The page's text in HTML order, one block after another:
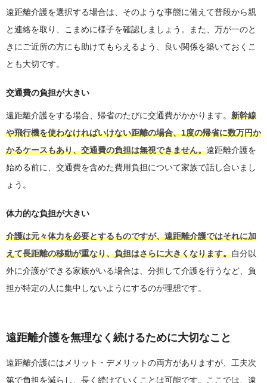
遠距離介護を選択する場合は、そのような事態に備えて普段から親
と連絡を取り、こまめに様子を確認しましょう。また、万が一のと
きにご近所の方にも助けてもらえるよう、良い関係を築いておくこ
とも大切です。
交通費の負担が大きい
遠距離介護をする場合、帰省のたびに交通費がかかります。 新幹線
や飛行機を使わなければいけない距離の場合、1度の帰省に数万円か
かるケースもあり、交通費の負担は無視できません。遠距離介護を
始める前に、交通費を含めた費用負担について家族で話し合いまし
ょう。
体力的な負担が大きい
介護は元々体力を必要とするものですが、遠距離介護ではそれに加
えて長距離の移動が重なり、負担はさらに大きくなります。自分以
外に介護ができる家族がいる場合は、分担して介護を行うなど、負
担が特定の人に集中しないようにするのが理想です。
遠距離介護を無理なく続けるために大切なこと
遠距離介護にはメリット・デメリットの両方がありますが、工夫次
第で負担を減らし、長く続けていくことは可能です。ここでは、遠